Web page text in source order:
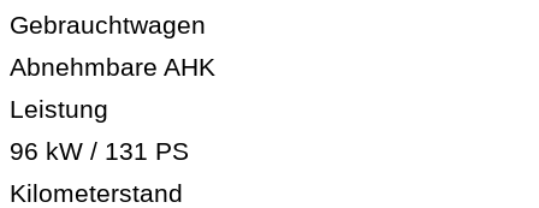
Gebrauchtwagen
Abnehmbare AHK
Leistung
96 kW / 131 PS
Kilometerstand